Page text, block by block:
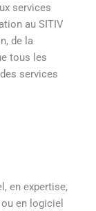
services
au SITIV
de la
tous les
services
en expertise,
en logiciel